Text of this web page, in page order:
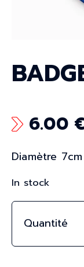
6.00
Diamètre 7cm
In stock